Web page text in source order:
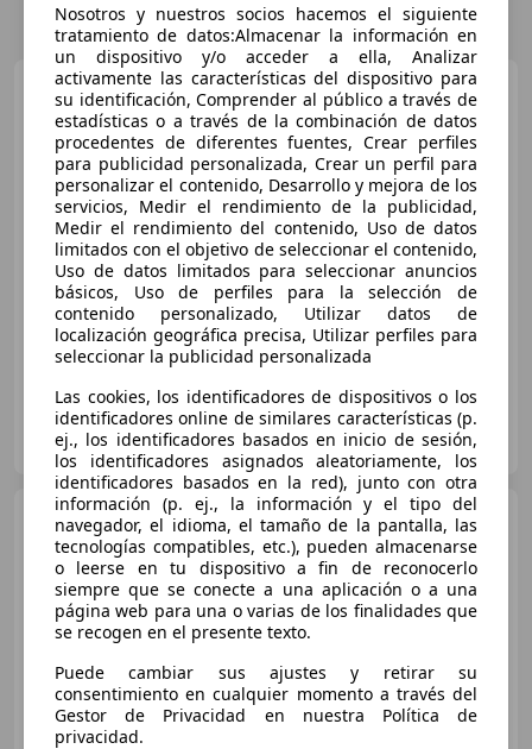
Porsche Cayenne Turbo S
E-Hybrid Coupé Aut.
€ 99.990 1
Buenprecio
04/2021 89.000 km
Electro/Gasolina
500 kW (680 CV)
PALACIOCASIÓN
ES-33420 Lugones
Porsche CayenneE-Hybrid
Aut.
€ 49.990 1
01/2021 145.000 km
Electro/Gasolina
340 kW (462 CV)
Nosotros y nuestros socios hacemos el siguiente
tratamiento de datos:Almacenar la información en
un dispositivo y/o acceder a ella, Analizar
activamente las características del dispositivo para
su identificación, Comprender al público a través de
estadísticas o a través de la combinación de datos
procedentes de diferentes fuentes, Crear perfiles
para publicidad personalizada, Crear un perfil para
personalizar el contenido, Desarrollo y mejora de los
servicios, Medir el rendimiento de la publicidad,
Medir el rendimiento del contenido, Uso de datos
limitados con el objetivo de seleccionar el contenido,
Uso de datos limitados para seleccionar anuncios
básicos, Uso de perfiles para la selección de
contenido personalizado, Utilizar datos de
localización geográfica precisa, Utilizar perfiles para
seleccionar la publicidad personalizada
Las cookies, los identificadores de dispositivos o los
identificadores online de similares características (p.
ej., los identificadores basados en inicio de sesión,
los identificadores asignados aleatoriamente, los
identificadores basados en la red), junto con otra
información (p. ej., la información y el tipo del
navegador, el idioma, el tamaño de la pantalla, las
tecnologías compatibles, etc.), pueden almacenarse
o leerse en tu dispositivo a fin de reconocerlo
siempre que se conecte a una aplicación o a una
página web para una o varias de los finalidades que
se recogen en el presente texto.
Puede cambiar sus ajustes y retirar su
consentimiento en cualquier momento a través del
Gestor de Privacidad en nuestra Política de
privacidad.